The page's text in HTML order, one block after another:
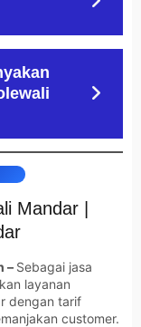
Mandar |
– Sebagai jasa
layanan
dengan tarif
customer.